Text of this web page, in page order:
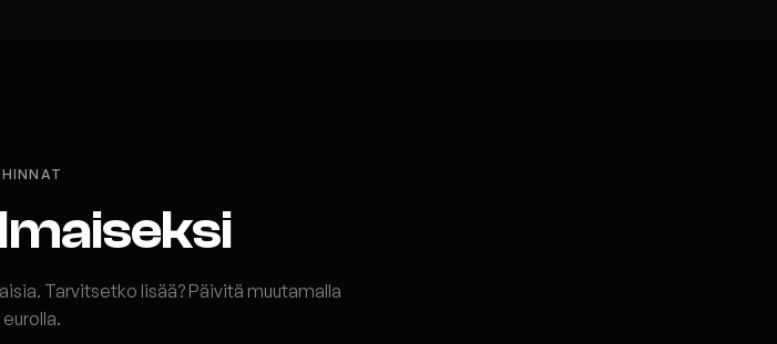
HINNAT
Tarvitsetko lisää? Päivitä muutamalla
eurolla.